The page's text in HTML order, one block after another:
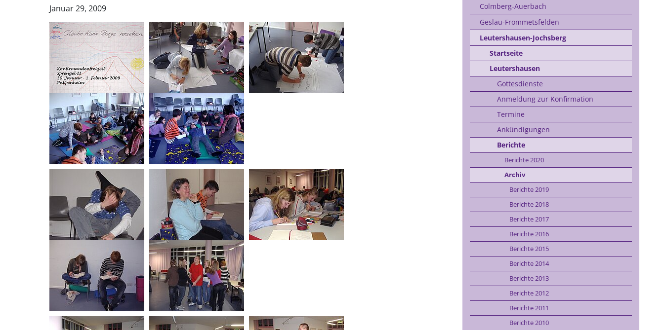
Januar 29, 2009
Colmberg-Auerbach
Geslau-Frommetsfelden
Leutershausen-Jochsberg
Startseite
Leutershausen
Gottesdienste
Anmeldung zur Konfirmation
Termine
Ankündigungen
Berichte
Berichte 2020
Archiv
Berichte 2019
Berichte 2018
Berichte 2017
Berichte 2016
Berichte 2015
Berichte 2014
Berichte 2013
Berichte 2012
Berichte 2011
Berichte 2010